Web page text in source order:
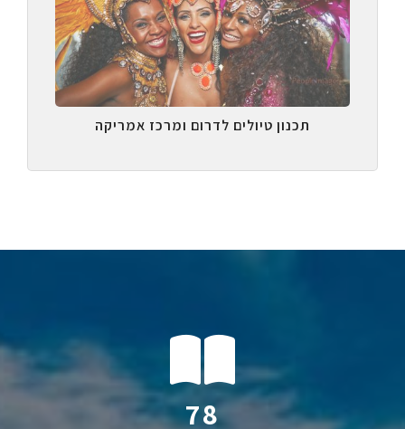
תכנון טיולים לדרום ומרכז אמריקה
121